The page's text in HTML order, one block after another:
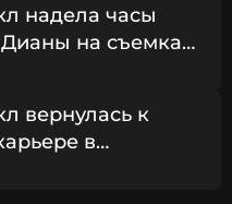
тон.
надела часы
на съемках
вернулась к
в
8 лет